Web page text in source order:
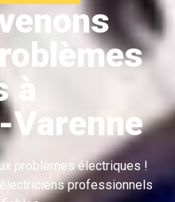
problèmes électriques !
professionnels